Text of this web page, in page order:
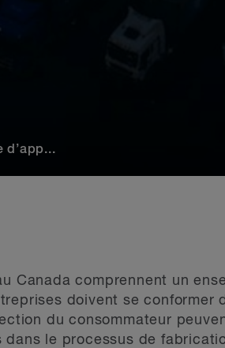
d’app...
Canada comprennent un
doivent se conformer
du consommateur
le processus de